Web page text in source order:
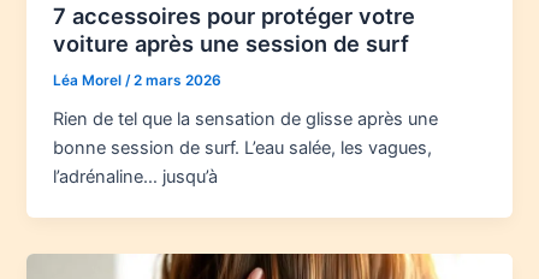
7 accessoires pour protéger votre
voiture après une session de surf
Léa Morel /2 mars 2026
Rien de tel que la sensation de glisse après une
bonne session de surf. L’eau salée, les vagues,
l’adrénaline… jusqu’à